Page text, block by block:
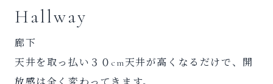
Hallway
廊下
天井を取っ払い３０cm天井が高くなるだけで、開
放感は全く変わってきます。